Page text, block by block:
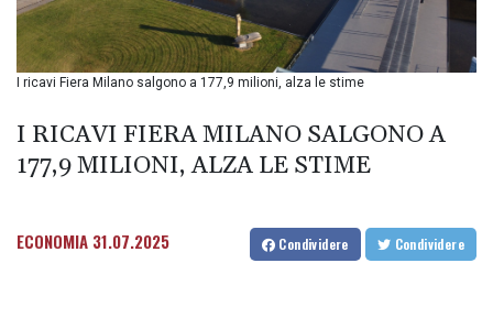
BYR
22644.030618
BZD 2.320142
CDF
2612.150446
CLP
1055.974029
I ricavi Fiera Milano salgono a 177,9 milioni, alza le stime
I RICAVI FIERA MILANO SALGONO A
177,9 MILIONI, ALZA LE STIME
ECONOMIA 31.07.2025 Condividere Condividere